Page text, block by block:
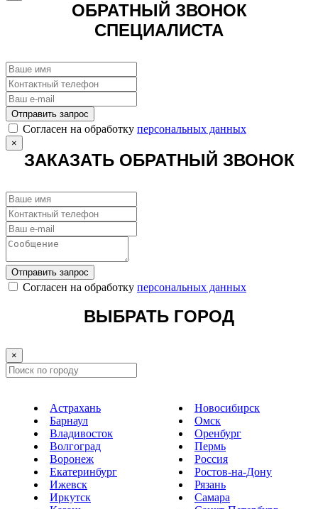
ОБРАТНЫЙ ЗВОНОК
СПЕЦИАЛИСТА
Отправить запрос
Cогласен на обработку персональных данных
×
ЗАКАЗАТЬ ОБРАТНЫЙ ЗВОНОК
Отправить запрос
Cогласен на обработку персональных данных
ВЫБРАТЬ ГОРОД
×
Астрахань
Барнаул
Владивосток
Волгоград
Воронеж
Екатеринбург
Ижевск
Иркутск
Новосибирск
Омск
Оренбург
Пермь
Россия
Ростов-на-Дону
Рязань
Самара